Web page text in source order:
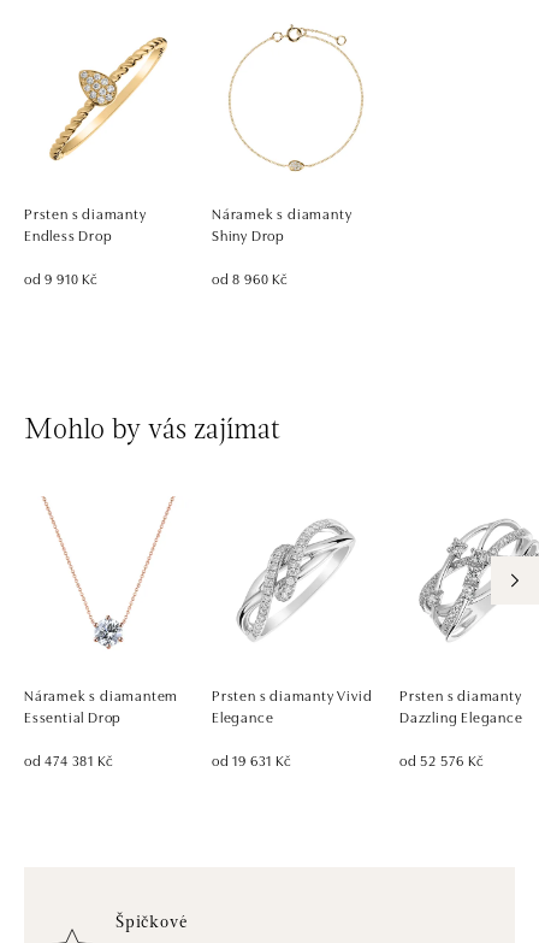
Prsten s diamanty
Endless Drop
od 9 910 Kč
Náramek s diamanty
Shiny Drop
od 8 960 Kč
Mohlo by vás zajímat
Náramek s diamantem
Essential Drop
od 474 381 Kč
Prsten s diamanty Vivid
Elegance
od 19 631 Kč
Prsten s diamanty
Dazzling Elegance
od 52 576 Kč
Špičkové